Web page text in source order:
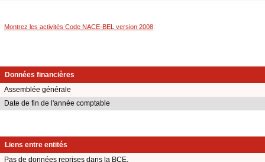
Montrez les activités Code NACE-BEL version 2008
Données financières
Assemblée générale
Date de fin de l'année comptable
Liens entre entités
Pas de données reprises dans la BCE.